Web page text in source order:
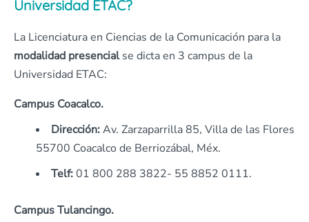
Universidad ETAC?
La Licenciatura en Ciencias de la Comunicación para la
modalidad presencialse dicta en 3 campus de la
Universidad ETAC:
Campus Coacalco.
Dirección:Av. Zarzaparrilla 85, Villa de las Flores
55700 Coacalco de Berriozábal, Méx.
Telf:01 800 288 3822- 55 8852 0111.
Campus Tulancingo.